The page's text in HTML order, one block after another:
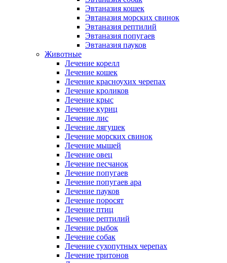
Эвтаназия кошек
Эвтаназия морских свинок
Эвтаназия рептилий
Эвтаназия попугаев
Эвтаназия пауков
Животные
Лечение корелл
Лечение кошек
Лечение красноухих черепах
Лечение кроликов
Лечение крыс
Лечение куриц
Лечение лис
Лечение лягушек
Лечение морских свинок
Лечение мышей
Лечение овец
Лечение песчанок
Лечение попугаев
Лечение попугаев ара
Лечение пауков
Лечение поросят
Лечение птиц
Лечение рептилий
Лечение рыбок
Лечение собак
Лечение сухопутных черепах
Лечение тритонов